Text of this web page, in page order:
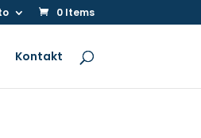
0 Items
Kontakt